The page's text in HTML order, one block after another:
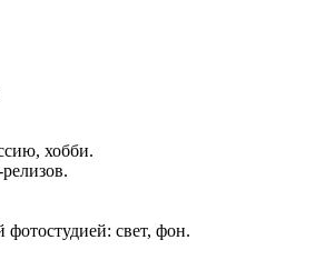
хобби.
фотостудией: свет, фон.